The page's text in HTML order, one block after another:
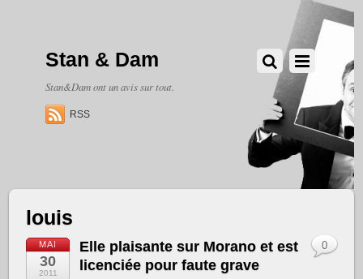
Stan & Dam
Stan&Dam ont un avis sur tout.
RSS
louis
MAI
30
2011
Elle plaisante sur Morano et est
licenciée pour faute grave
0